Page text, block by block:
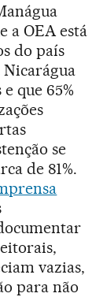
a OEA está
do país
que 65%
se
de 81%.
vazias,
para não